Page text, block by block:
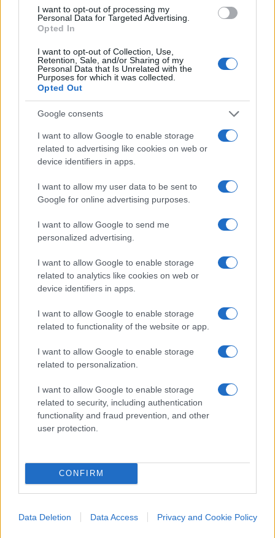
I want to opt-out of processing my
Personal Data for Targeted Advertising.
Opted In
I want to opt-out of Collection, Use,
Retention, Sale, and/or Sharing of my
Personal Data that Is Unrelated with the
Purposes for which it was collected.
Opted Out
Google consents
I want to allow Google to enable storage
related to advertising like cookies on web or
device identifiers in apps.
I want to allow my user data to be sent to
Google for online advertising purposes.
I want to allow Google to send me
personalized advertising.
I want to allow Google to enable storage
related to analytics like cookies on web or
device identifiers in apps.
I want to allow Google to enable storage
related to functionality of the website or app.
I want to allow Google to enable storage
related to personalization.
I want to allow Google to enable storage
related to security, including authentication
functionality and fraud prevention, and other
user protection.
CONFIRM
Data Deletion Data Access Privacy and Cookie Policy
fama che mette sul banco degli imputati un Paese
che ha di meglio da fare: qui sta la somma
di colpa, nell’effetto facile, nella retorica
strappalacrime.E ora, sotto col prossimo
cantante ipergender
che magari offende quei coglioni di cattolici,
patetismo a soggetto ti sei intascata un cachet che
i milioni di privati del lavoro, per le insane voglie
prossimi 40 anni!
#BLACK LIVE MATTER
#CHECCO ZALONE
#NO VAX
#POLITICAMENTE CORRETO
Pagina
Precedente
Leggi i commenti
SEDUTE SATIRICHE
Vignetta del 04/08/2026